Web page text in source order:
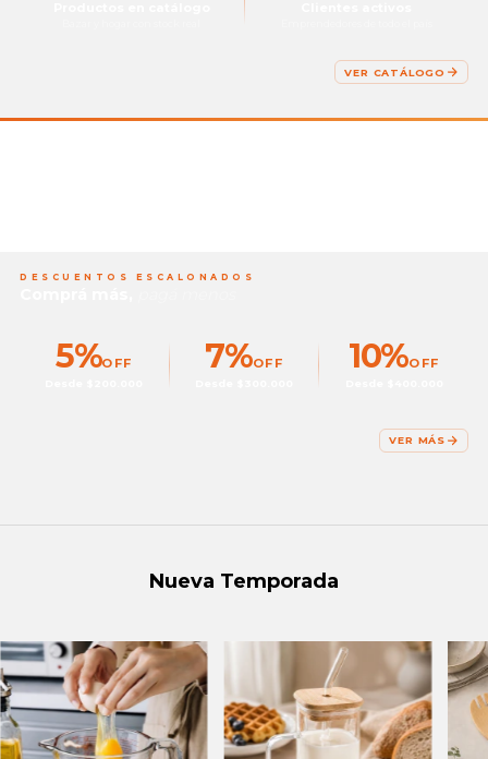
VER CATÁLOGO
DESCUENTOS ESCALONADOS
5%OFF 7%OFF 10%OFF
VER MÁS
Nueva Temporada